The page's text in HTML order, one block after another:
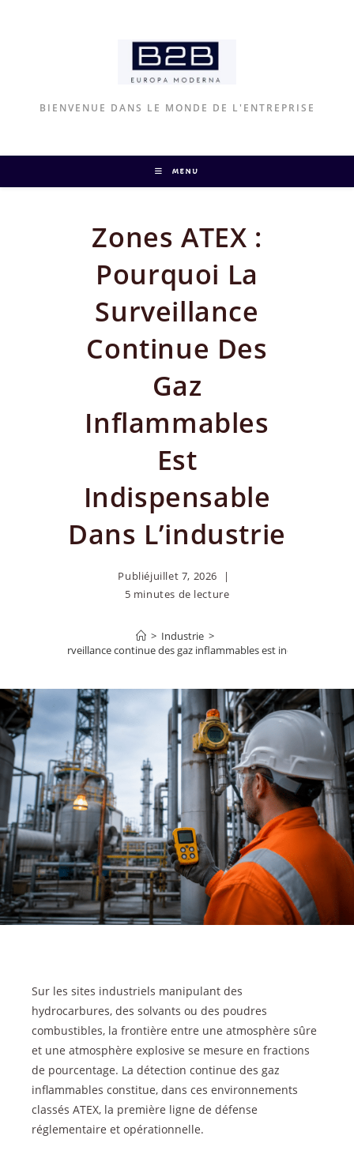
BIENVENUE DANS LE MONDE DE L'ENTREPRISE
MENU
Zones ATEX :
Pourquoi La
Surveillance
Continue Des
Gaz
Inflammables
Est
Indispensable
Dans L’industrie
Publiéjuillet 7, 2026
5 minutes de lecture
> Industrie >
pourquoi la surveillance continue des gaz inflammables est indispensable
Sur les sites industriels manipulant des
hydrocarbures, des solvants ou des poudres
combustibles, la frontière entre une atmosphère sûre
et une atmosphère explosive se mesure en fractions
de pourcentage. La détection continue des gaz
inflammables constitue, dans ces environnements
classés ATEX, la première ligne de défense
réglementaire et opérationnelle.